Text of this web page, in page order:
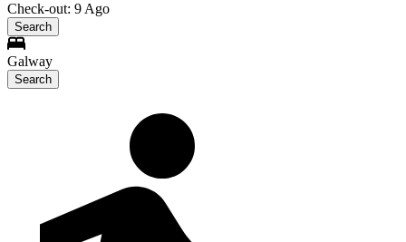
Check-out: 9 Ago
Search
Galway
Search